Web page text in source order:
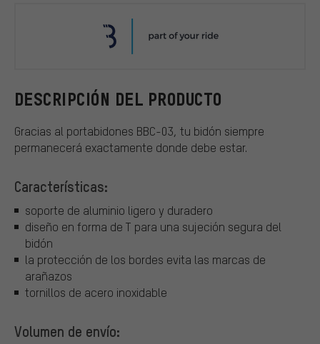
DESCRIPCIÓN DEL PRODUCTO
Gracias al portabidones BBC-03, tu bidón siempre
permanecerá exactamente donde debe estar.
Características:
soporte de aluminio ligero y duradero
diseño en forma de T para una sujeción segura del
bidón
la protección de los bordes evita las marcas de
arañazos
tornillos de acero inoxidable
Volumen de envío: